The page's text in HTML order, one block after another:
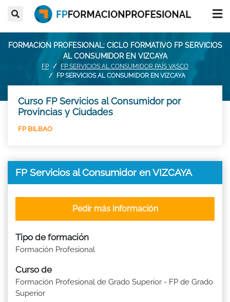
FORMACION PROFESIONAL: CICLO FORMATIVO FP SERVICIOS
AL CONSUMIDOR EN VIZCAYA
FP
FP SERVICIOS AL CONSUMIDOR PAÍS VASCO
FP SERVICIOS AL CONSUMIDOR EN VIZCAYA
Curso FP Servicios al Consumidor por
Provincias y Ciudades
FP BILBAO
FP Servicios al Consumidor en VIZCAYA
Tipo de formación
Formación Profesional
Curso de
Formación Profesional de Grado Superior - FP de Grado
Superior
Pedir más Información